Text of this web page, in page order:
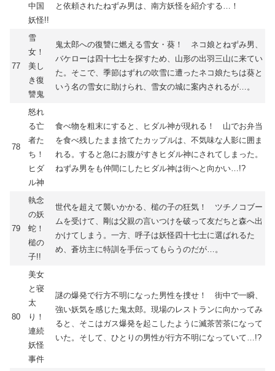
中国
妖怪!!
と依頼されたねずみ男は、南方妖怪を紹介する…！
77
雪
女！
美し
き復
讐鬼
鬼太郎への復讐に燃える雪女・葵！ ネコ娘とねずみ男、
バケローは四十七士を探すため、山形の出羽三山に来てい
た。そこで、季節はずれの吹雪に遭ったネコ娘たちは葵と
いう名の雪女に助けられ、雪女の城に案内されるが…。
78
怒れ
る亡
者た
ち！
ヒダ
ル神
食べ物を粗末にすると、ヒダル神が現れる！ 山でお弁当
を食べ残したまま捨てたカップルは、不気味な人影に囲ま
れる。すると急にお腹がすきヒダル神にされてしまった。
ねずみ男をも仲間にしたヒダル神は街へと向かい…!?
79
執念
の妖
蛇！
槌の
子!!
世代を超えて襲いかかる、槌の子の狂気！ ツチノコブー
ムを受けて、剛は父親の言いつけを破って友だちと森へ出
かけてしまう。一方、呼子は妖怪四十七士に選ばれるた
め、蒼坊主に特訓を手伝ってもらうのだが…。
80
美女
と寝
太
り！
連続
妖怪
事件
謎の爆発で行方不明になった男性を捜せ！ 街中で一瞬、
強い妖気を感じた鬼太郎。現場のレストランに向かってみ
ると、そこはガス爆発を起こしたように滅茶苦茶になって
いた。そして、ひとりの男性が行方不明になっていて…!?